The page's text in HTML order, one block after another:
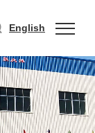
English